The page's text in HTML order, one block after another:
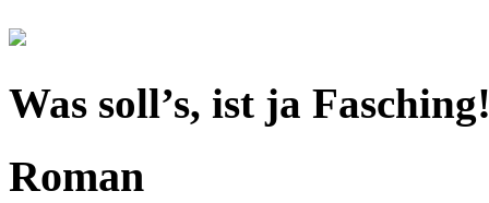
Was soll’s, ist ja
Roman